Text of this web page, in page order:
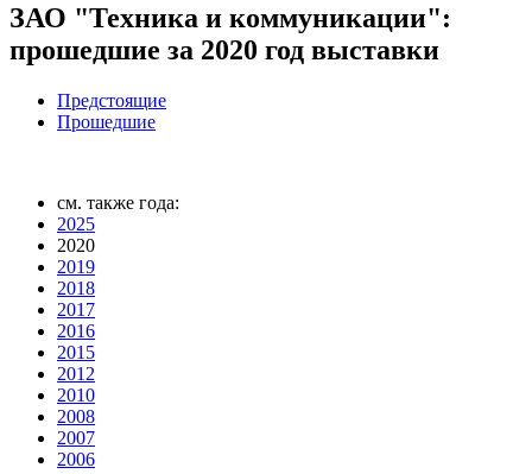
ЗАО "Техника и коммуникации":
прошедшие за 2020 год выставки
Предстоящие
Прошедшие
см. также года:
2025
2020
2019
2018
2017
2016
2015
2012
2010
2008
2007
2006